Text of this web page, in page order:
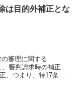
は目的外補正とな
審理に関する
審判請求時の補正
、つまり、特17条の2